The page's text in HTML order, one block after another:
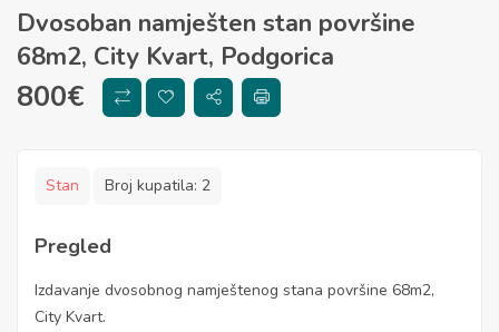
Dvosoban namješten stan površine
68m2, City Kvart, Podgorica
800€
Stan Broj kupatila: 2
Pregled
Izdavanje dvosobnog namještenog stana površine 68m2,
City Kvart.